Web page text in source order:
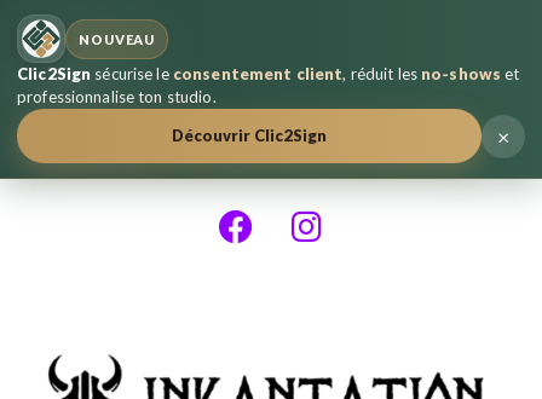
NOUVEAU
Clic2Sign sécurise le consentement client, réduit les no-shows et
professionnalise ton studio.
Découvrir Clic2Sign
×